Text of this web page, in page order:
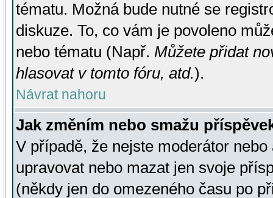
tématu. Možná bude nutné se
diskuze. To, co vám je povoleno
nebo tématu (Např. Můžete přidat
hlasovat v tomto fóru, atd.).
Návrat nahoru
Jak změním nebo smažu
V případě, že nejste moderátor
upravovat nebo mazat jen svoje
(někdy jen do omezeného času po